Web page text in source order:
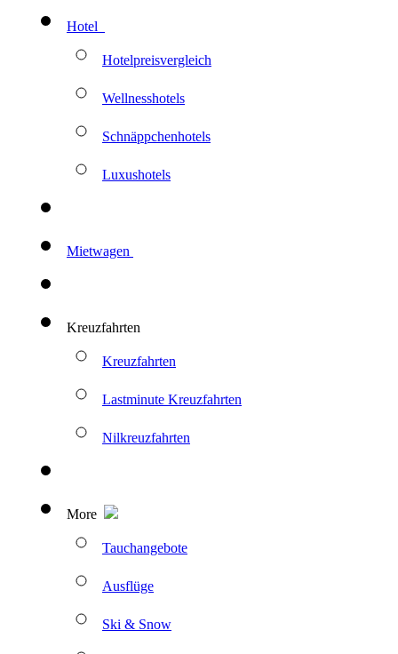
Hotel
Hotelpreisvergleich
Wellnesshotels
Schnäppchenhotels
Luxushotels
Mietwagen
Kreuzfahrten
Kreuzfahrten
Lastminute Kreuzfahrten
Nilkreuzfahrten
More
Tauchangebote
Ausflüge
Ski & Snow